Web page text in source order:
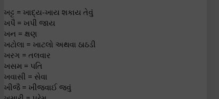
ખટ્ટ = ખાદ્ય-ખાય શકાય તેવું
ખપૈ = ખપી જાય
ખન = ક્ષણ
ખટોલા = ખાટલો અથવા ઠાઠડી
ખરગ = તલવાર
ખસમ = પતિ
ખવાસી = સેવા
ખીજૈ = ખીજવાઈ જવું